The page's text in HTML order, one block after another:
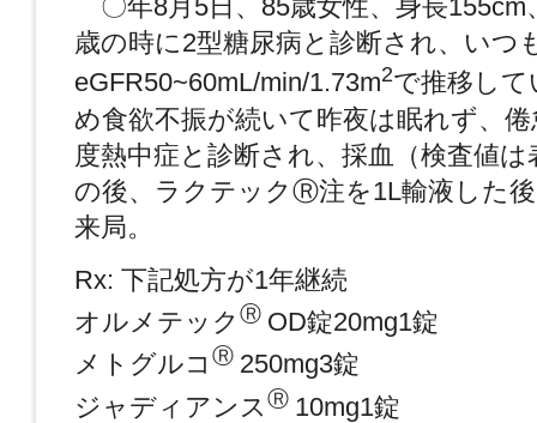
〇年8月5日、85歳女性、身長155cm
歳の時に2型糖尿病と診断され、いつ
eGFR50~60mL/min/1.73m2で推移して
め食欲不振が続いて昨夜は眠れず、
度熱中症と診断され、採血（検査値
の後、ラクテックⓇ注を1L輸液した
来局。
Rx: 下記処方が1年継続
オルメテック Ⓡ OD錠20mg1錠
メトグルコ Ⓡ 250mg3錠
ジャディアンスⓇ 10mg1錠